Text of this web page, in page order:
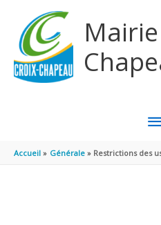
Accueil Générale Restrictions des